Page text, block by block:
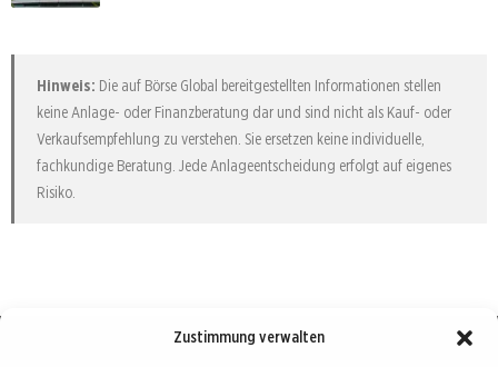
Zustimmung verwalten
Hinweis: Die auf Börse Global bereitgestellten Informationen stellen
keine Anlage- oder Finanzberatung dar und sind nicht als Kauf- oder
Verkaufsempfehlung zu verstehen. Sie ersetzen keine individuelle,
fachkundige Beratung. Jede Anlageentscheidung erfolgt auf eigenes
Risiko.
Börse : lokal, international, global